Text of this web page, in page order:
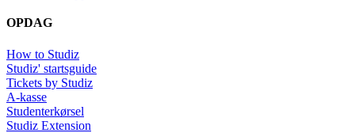
OPDAG
How to Studiz
Studiz' startsguide
Tickets by Studiz
A-kasse
Studenterkørsel
Studiz Extension